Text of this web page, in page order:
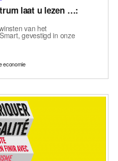
laat u lezen …:
van het
gevestigd in onze
economie